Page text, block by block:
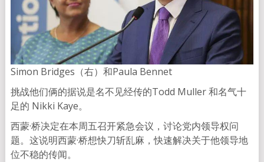
Simon Bridges（右）和Paula Bennet
挑战他们俩的据说是名不见经传的Todd Muller 和名气十
足的 Nikki Kaye。
西蒙·桥决定在本周五召开紧急会议，讨论党内领导权问
题。这说明西蒙·桥想快刀斩乱麻，快速解决关于他领导地
位不稳的传闻。